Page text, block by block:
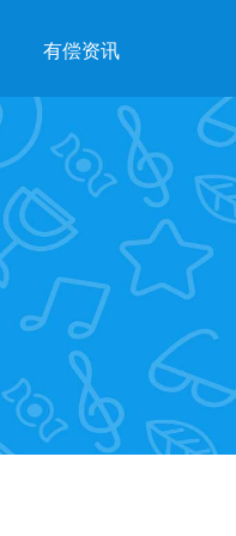
有偿资讯